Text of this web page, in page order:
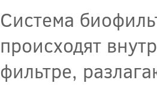
Система
происходят
фильтре,